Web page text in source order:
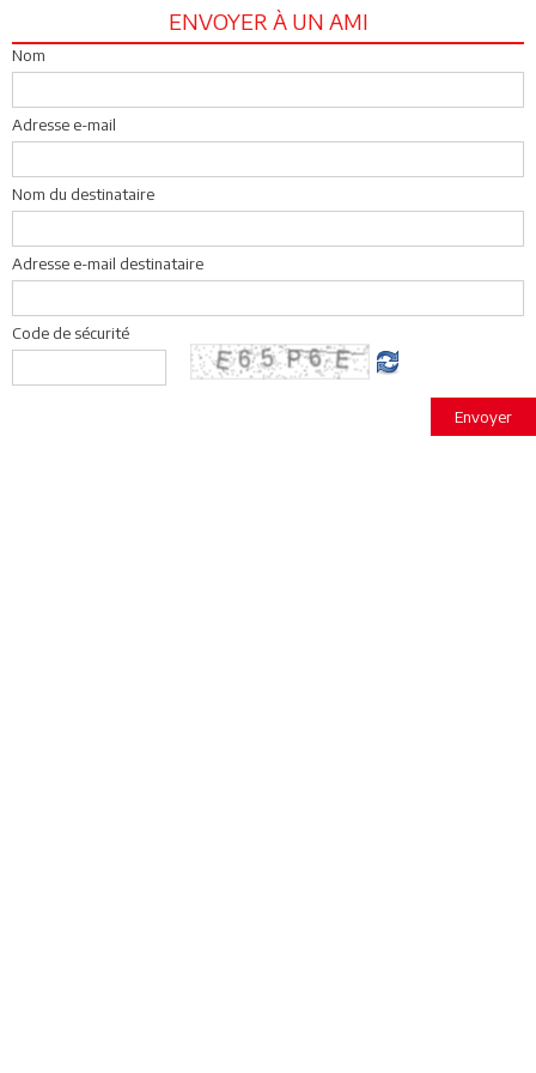
ENVOYER À UN AMI
Nom
Adresse e-mail
Nom du destinataire
Adresse e-mail destinataire
Code de sécurité
Envoyer